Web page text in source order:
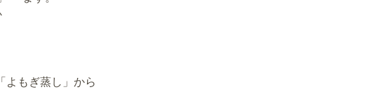
よもぎ蒸し」から